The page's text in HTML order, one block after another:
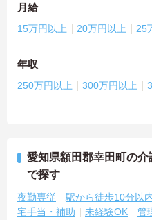
月給
15万円以上 20万円以上 25
年収
250万円以上 300万円以上
愛知県額田郡幸田町の
で探す
夜勤専従 駅から徒歩10分以
宅手当・補助
未経験OK 管